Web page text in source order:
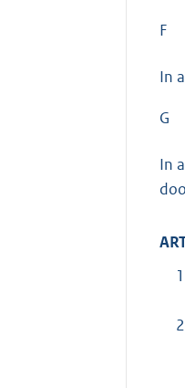
F
In
G
In